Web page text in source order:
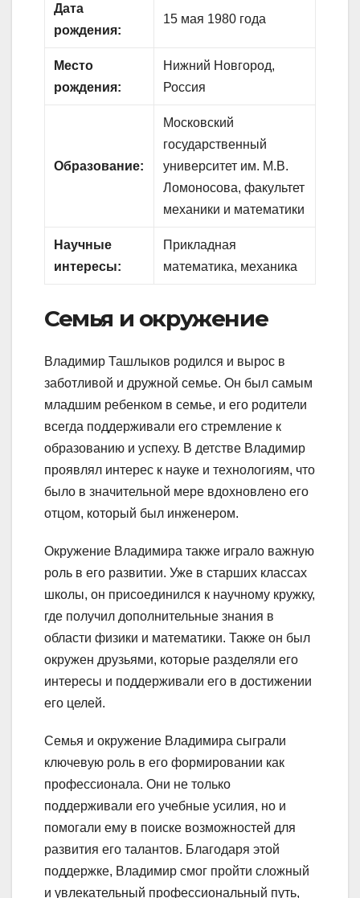
Дата
рождения:
15 мая 1980 года
Место
рождения:
Нижний Новгород,
Россия
Образование:
Московский
государственный
университет им. М.В.
Ломоносова, факультет
механики и математики
Научные
интересы:
Прикладная
математика, механика
Семья и окружение
Владимир Ташлыков родился и вырос в
заботливой и дружной семье. Он был самым
младшим ребенком в семье, и его родители
всегда поддерживали его стремление к
образованию и успеху. В детстве Владимир
проявлял интерес к науке и технологиям, что
было в значительной мере вдохновлено его
отцом, который был инженером.
Окружение Владимира также играло важную
роль в его развитии. Уже в старших классах
школы, он присоединился к научному кружку,
где получил дополнительные знания в
области физики и математики. Также он был
окружен друзьями, которые разделяли его
интересы и поддерживали его в достижении
его целей.
Семья и окружение Владимира сыграли
ключевую роль в его формировании как
профессионала. Они не только
поддерживали его учебные усилия, но и
помогали ему в поиске возможностей для
развития его талантов. Благодаря этой
поддержке, Владимир смог пройти сложный
и увлекательный профессиональный путь,